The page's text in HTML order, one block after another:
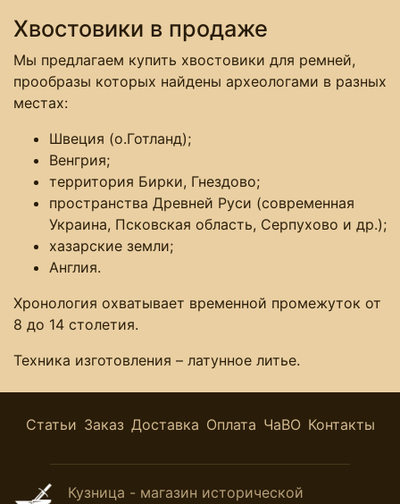
Хвостовики в продаже
Мы предлагаем купить хвостовики для ремней,
прообразы которых найдены археологами в разных
местах:
Швеция (о.Готланд);
Венгрия;
территория Бирки, Гнездово;
пространства Древней Руси (современная
Украина, Псковская область, Серпухово и др.);
хазарские земли;
Англия.
Хронология охватывает временной промежуток от
8 до 14 столетия.
Техника изготовления – латунное литье.
Статьи Заказ Доставка Оплата ЧаВО Контакты
Кузница - магазин исторической